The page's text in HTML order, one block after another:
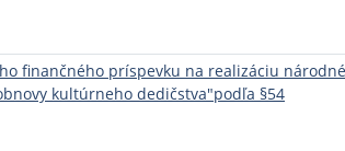
finančného príspevku na realizáciu
kultúrneho dedičstva"podľa §54